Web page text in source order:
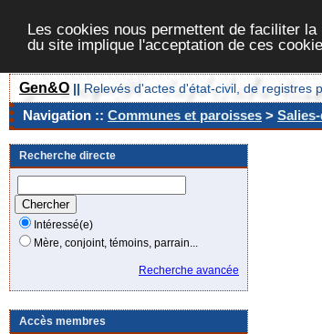
Les cookies nous permettent de faciliter
du site implique l'acceptation de ces
Gen&O || Relevés d'actes d'état-civil, de registres
Navigation :: Communes et paroisses >
Recherche directe
Intéressé(e)
Mère, conjoint, témoins, parrain...
Recherche avancée
Accès membres